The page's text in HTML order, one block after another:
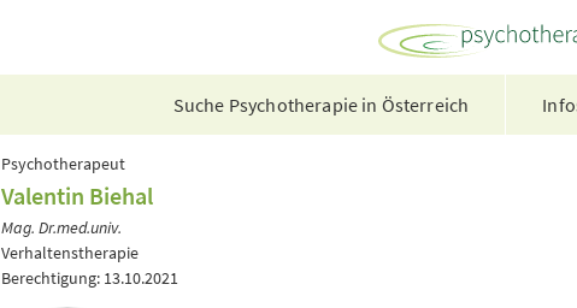
Suche Psychotherapie in Österreich
Psychotherapeut
Valentin Biehal
Mag. Dr.med.univ.
Verhaltenstherapie
Berechtigung: 13.10.2021